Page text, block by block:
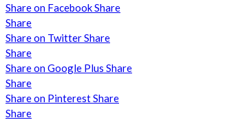
Share on FacebookShare
Share
Share on TwitterShare
Share
Share on Google Plus Share
Share
Share on PinterestShare
Share